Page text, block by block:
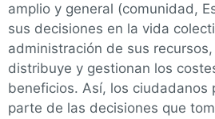
amplio y general (comunidad,
sus decisiones en la vida
administración de sus
distribuye y gestionan los
beneficios. Así, los ciudadanos
parte de las decisiones que